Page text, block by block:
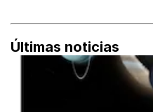
Últimas noticias